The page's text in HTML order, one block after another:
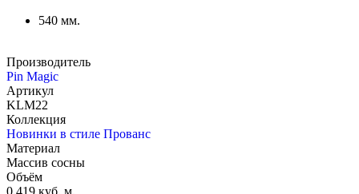
540 мм.
Производитель
Pin Magic
Артикул
KLM22
Коллекция
Новинки в стиле Прованс
Материал
Массив сосны
Объём